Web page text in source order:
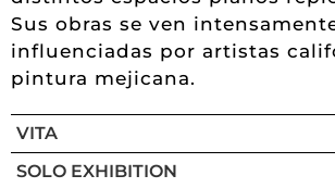
Sus obras se ven
influenciadas por artistas
pintura mejicana.
VITA
SOLO EXHIBITION